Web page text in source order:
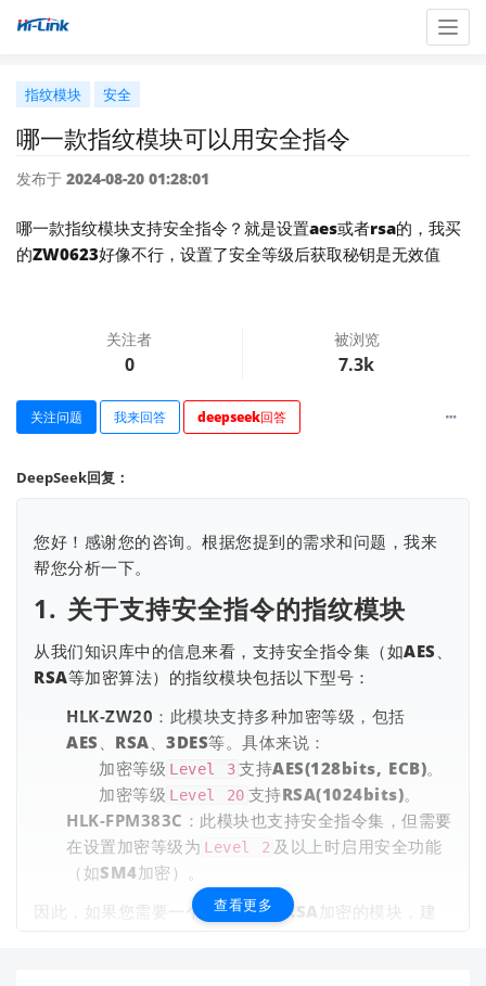
指纹模块 安全
哪一款指纹模块可以用安全指令
发布于 2024-08-20 01:28:01
哪一款指纹模块支持安全指令？就是设置aes或者rsa的，我买
的ZW0623好像不行，设置了安全等级后获取秘钥是无效值
关注者
0
被浏览
7.3k
关注问题 我来回答 deepseek回答
DeepSeek回复：
您好！感谢您的咨询。根据您提到的需求和问题，我来
帮您分析一下。
1. 关于支持安全指令的指纹模块
从我们知识库中的信息来看，支持安全指令集（如AES、
RSA等加密算法）的指纹模块包括以下型号：
HLK-ZW20 ：此模块支持多种加密等级，包括
AES、RSA、3DES等。具体来说：
加密等级 Level 3支持AES(128bits, ECB)。
加密等级 Level 20 支持RSA(1024bits)。
HLK-FPM383C ：此模块也支持安全指令集，但需要
在设置加密等级为 Level 2 及以上时启用安全功能
（如SM4加密）。
因此，如果您需要一个支持AES或RSA加密的模块，建
查看更多